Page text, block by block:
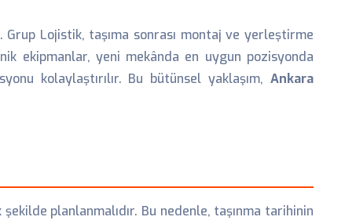
Lojistik, taşıma sonrası montaj ve yerleştirme
ekipmanlar, yeni mekânda en uygun pozisyonda
kolaylaştırılır. Bu bütünsel yaklaşım, Ankara
planlanmalıdır. Bu nedenle, taşınma tarihinin